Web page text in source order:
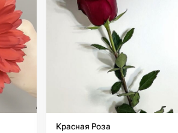
Красная Роза